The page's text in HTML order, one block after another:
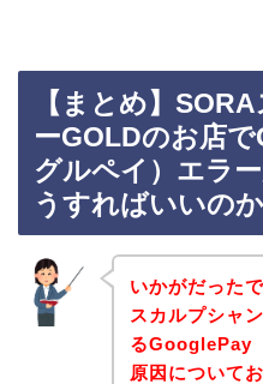
【まとめ】
ーGOLDのお店
グルペイ）エラ
うすればいいの
いかがだった
スカルプシャ
るGooglePay
原因について